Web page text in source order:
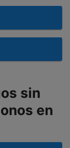
sin
en